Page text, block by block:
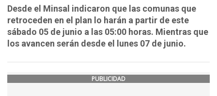
Desde el Minsal indicaron que las comunas que
retroceden en el plan lo harán a partir de este
sábado 05 de junio a las 05:00 horas. Mientras que
los avancen serán desde el lunes 07 de junio.
PUBLICIDAD